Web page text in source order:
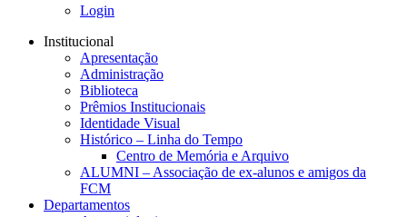
Login
Institucional
Apresentação
Administração
Biblioteca
Prêmios Institucionais
Identidade Visual
Histórico – Linha do Tempo
Centro de Memória e Arquivo
ALUMNI – Associação de ex-alunos e amigos da
FCM
Departamentos